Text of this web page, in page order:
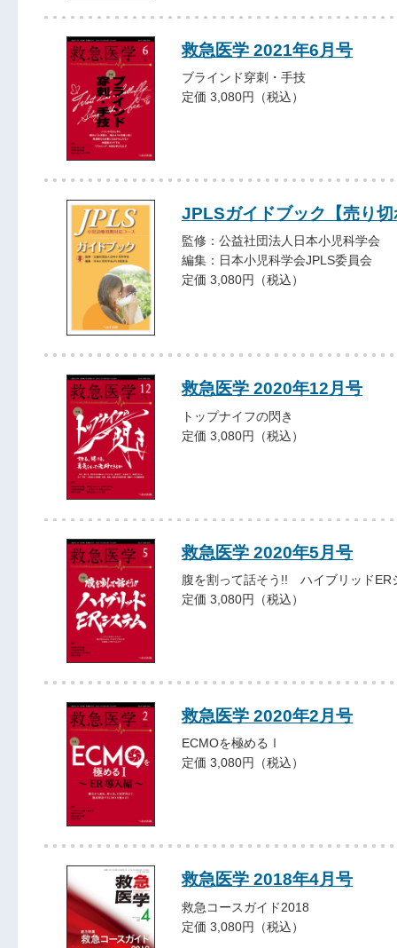
救急医学 2021年6月号
ブラインド穿刺・手技
定価 3,080円（税込）
JPLSガイドブック【売り切
監修：公益社団法人日本小児科学会
編集：日本小児科学会JPLS委員会
定価 3,080円（税込）
救急医学 2020年12月号
トップナイフの閃き
定価 3,080円（税込）
救急医学 2020年5月号
腹を割って話そう!! ハイブリッドER
定価 3,080円（税込）
救急医学 2020年2月号
ECMOを極めるⅠ
定価 3,080円（税込）
救急医学 2018年4月号
救急コースガイド2018
定価 3,080円（税込）